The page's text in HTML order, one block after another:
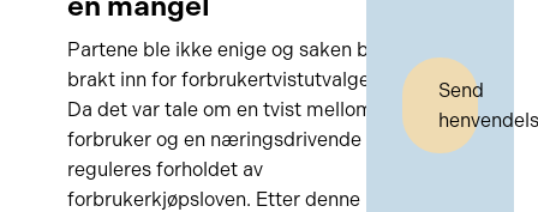
Partene ble ikke enige og saken ble
brakt inn for forbrukertvistutvalget.
Da det var tale om en tvist mellom en
forbruker og en næringsdrivende
reguleres forholdet av
forbrukerkjøpsloven. Etter denne
Send